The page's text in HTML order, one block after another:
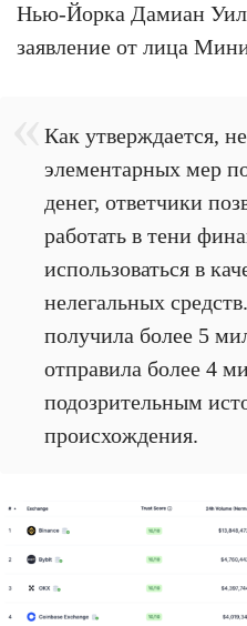
Нью-Йорка Дамиан
заявление от лица
Как утверждается,
элементарных мер
денег, ответчики
работать в тени
использоваться в
нелегальных
получила более 5
отправила более 4
подозрительным
происхождения.